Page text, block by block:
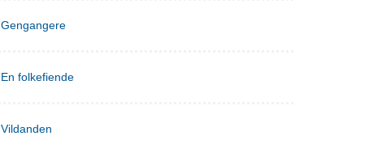
Gengangere
En folkefiende
Vildanden